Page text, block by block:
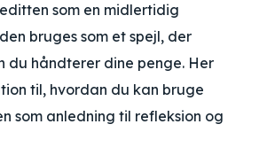
som en midlertidig
bruges som et spejl, der
du håndterer dine penge. Her
til, hvordan du kan bruge
som anledning til refleksion og